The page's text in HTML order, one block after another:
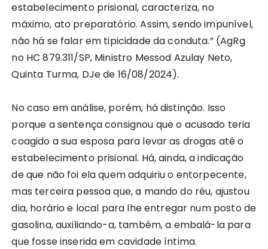
estabelecimento prisional, caracteriza, no
máximo, ato preparatório. Assim, sendo impunível,
não há se falar em tipicidade da conduta.” (AgRg
no HC 879.311/SP, Ministro Messod Azulay Neto,
Quinta Turma, DJe de 16/08/2024).
No caso em análise, porém, há distinção. Isso
porque a sentença consignou que o acusado teria
coagido a sua esposa para levar as drogas até o
estabelecimento prisional. Há, ainda, a indicação
de que não foi ela quem adquiriu o entorpecente,
mas terceira pessoa que, a mando do réu, ajustou
dia, horário e local para lhe entregar num posto de
gasolina, auxiliando-a, também, a embalá-la para
que fosse inserida em cavidade íntima.